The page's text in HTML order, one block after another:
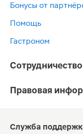
Бонусы от
Помощь
Гастроном
Сотрудничество
Правовая
Служба